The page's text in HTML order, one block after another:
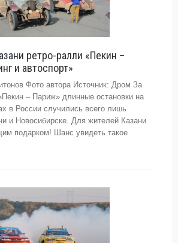
ретро-ралли «Пекин –
и автоспорт»
Фото автора Источник: Дром За
– Париж» длинные остановки на
в России случились всего лишь
и Новосибирске. Для жителей Казани
подарком! Шанс увидеть такое